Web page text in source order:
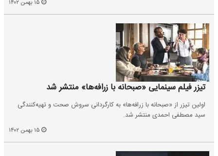
تیزر فیلم سینمایی «صبحانه با زرافه‌ها» منتشر شد
اولین تیزر از «صبحانه با زرافه‌ها» به کارگردانی سروش صحت و تهیه‌کنندگی
سید مصطفی احمدی منتشر شد.